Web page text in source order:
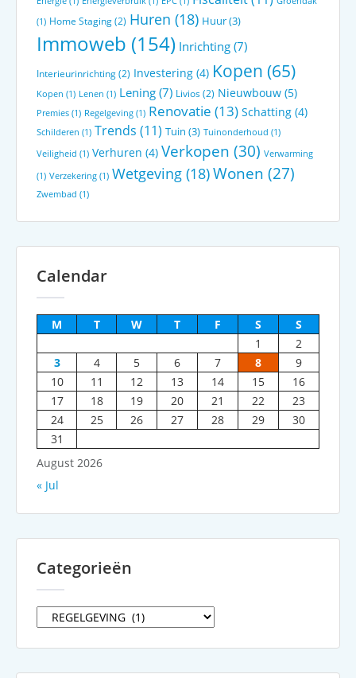
(1) Home Staging(2) Huren (18) Huur(3)
Immoweb (154) Inrichting (7)
Interieurinrichting(2) Investering (4) Kopen (65)
Kopen (1) Lenen (1) Lening (7) Livios(2) Nieuwbouw (5)
Premies (1) Regelgeving (1) Renovatie (13) Schatting (4)
Schilderen (1) Trends (11) Tuin (3) Tuinonderhoud (1)
Veiligheid (1) Verhuren (4) Verkopen (30) Verwarming
(1) Verzekering (1) Wetgeving (18)Wonen (27)
Zwembad (1)
Calendar
August 2026
M T W T F S
S
1
2
3
4 5 6 7 8
9
10
11 12 13 14 15
16
17
18 19 20 21 22
23
24
25 26 27 28 29
30
31
« Jul
Categorieën
Categorieën